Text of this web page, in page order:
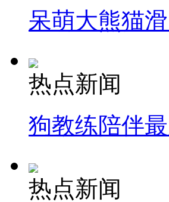
呆萌大熊猫
热点新闻
狗教练陪伴
热点新闻